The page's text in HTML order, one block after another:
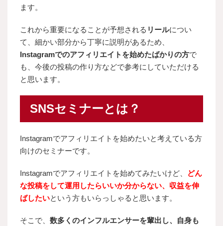
ます。
これから重要になることが予想される リールについ
て、細かい部分から丁寧に説明があるため、
Instagramでのアフィリエイトを始めたばかりの方で
も
、今後の投稿の作り方などで参考にしていただける
と思います。
SNSセミナーとは？
Instagramでアフィリエイトを始めたいと考えている方
向けのセミナーです。
Instagramでアフィリエイトを始めてみたいけど、
どん
な投稿をして運用したらいいか分からない、収益を伸
ばしたいという方もいらっしゃると思います。
そこで
数多くのインフルエンサーを輩出し、自身も